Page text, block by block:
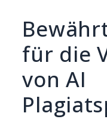
für die
von AI